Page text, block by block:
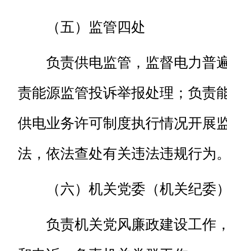
（五）监管四处
负责供电监管，监督电力普
责能源监管投诉举报处理；负责
供电业务许可制度执行情况开展
法，依法查处有关违法违规行为
（六）机关党委（机关纪委
负责机关党风廉政建设工作